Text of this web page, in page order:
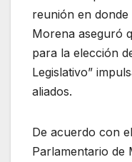
reunión en
Morena aseguró
para la elección
Legislativo”
aliados.
De acuerdo con
Parlamentario de